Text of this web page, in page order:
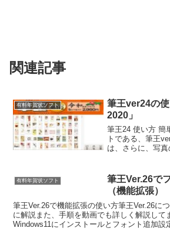
関連記事
有料年賀状ソフト
筆王ver24の
2020」
筆王24 使い方 簡
トである、筆王
は、さらに、写
は重宝される機
王の特徴は、写真
でツー...
有料年賀状ソフト
筆王Ver.26で
（機能拡張）
筆王Ver.26で機能拡張の使い方筆王Ver.26に
に解説また、手順を動画でも詳しく解説して
Windows11にインストールとフォント追加設